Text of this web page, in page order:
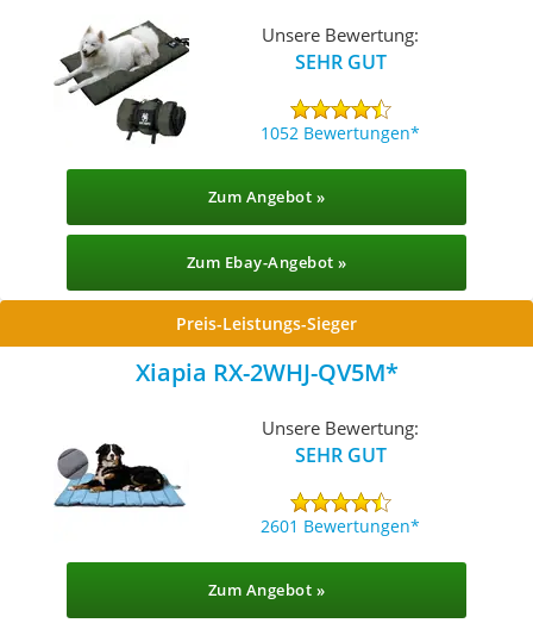
Unsere Bewertung:
SEHR GUT
1052 Bewertungen
Zum Angebot »
Zum Ebay-Angebot »
Preis-Leistungs-Sieger
Xiapia RX-2WHJ-QV5M
Unsere Bewertung:
SEHR GUT
2601 Bewertungen
Zum Angebot »